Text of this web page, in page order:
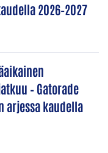
2026–2027
– Gatorade
arjessa kaudella